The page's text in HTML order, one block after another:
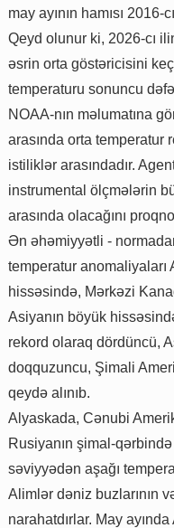
may ayının hamısı 2016-
Qeyd olunur ki, 2026-cı
əsrin orta göstəricisini
temperaturu sonuncu
NOAA-nın məlumatına
arasında orta temperatur
istiliklər arasındadır.
instrumental ölçmələrin
arasında olacağını
Ən əhəmiyyətli -
temperatur anomaliyaları
hissəsində, Mərkəzi
Asiyanın böyük
rekord olaraq dördüncü,
doqquzuncu, Şimali
qeydə alınıb.
Alyaskada, Cənubi
Rusiyanın şimal-
səviyyədən aşağı
Alimlər dəniz buzlarının
narahatdırlar. May